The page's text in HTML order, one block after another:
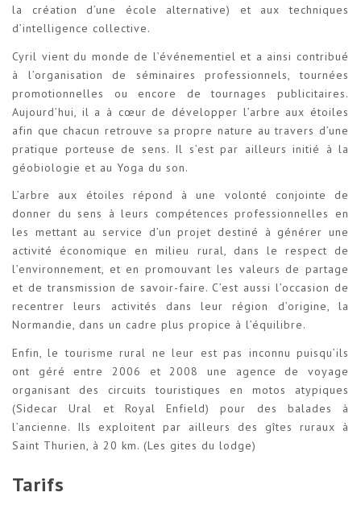
la création d’une école alternative) et aux techniques
d’intelligence collective.
Cyril vient du monde de l’événementiel et a ainsi contribué
à l’organisation de séminaires professionnels, tournées
promotionnelles ou encore de tournages publicitaires.
Aujourd’hui, il a à cœur de développer l’arbre aux étoiles
afin que chacun retrouve sa propre nature au travers d’une
pratique porteuse de sens. Il s’est par ailleurs initié à la
géobiologie et au Yoga du son.
L’arbre aux étoiles répond à une volonté conjointe de
donner du sens à leurs compétences professionnelles en
les mettant au service d’un projet destiné à générer une
activité économique en milieu rural, dans le respect de
l’environnement, et en promouvant les valeurs de partage
et de transmission de savoir-faire. C’est aussi l’occasion de
recentrer leurs activités dans leur région d’origine, la
Normandie, dans un cadre plus propice à l’équilibre.
Enfin, le tourisme rural ne leur est pas inconnu puisqu’ils
ont géré entre 2006 et 2008 une agence de voyage
organisant des circuits touristiques en motos atypiques
(Sidecar Ural et Royal Enfield) pour des balades à
l’ancienne. Ils exploitent par ailleurs des gîtes ruraux à
Saint Thurien, à 20 km. (Les gites du lodge)
Tarifs